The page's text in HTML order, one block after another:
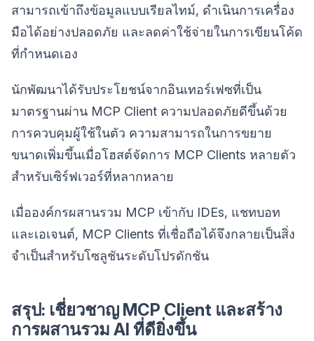
สามารถเข้าถึงข้อมูลแบบเรียลไทม์, ดำเนินการเครื่อง
มือได้อย่างปลอดภัย และลดค่าใช้จ่ายในการเขียนโค้ด
ที่กำหนดเอง
นักพัฒนาได้รับประโยชน์จากอินเทอร์เฟซที่เป็น
มาตรฐานผ่าน MCP Client ความปลอดภัยดีขึ้นด้วย
การควบคุมผู้ใช้ในตัว ความสามารถในการขยาย
ขนาดเพิ่มขึ้นเมื่อโฮสต์จัดการ MCP Clients หลายตัว
สำหรับเซิร์ฟเวอร์ที่หลากหลาย
เมื่อองค์กรผสานรวม MCP เข้ากับ IDEs, แชทบอท
และเอเจนต์, MCP Clients ที่เชื่อถือได้จึงกลายเป็นสิ่ง
จำเป็นสำหรับโซลูชันระดับโปรดักชัน
สรุป: เชี่ยวชาญ MCP Client และสร้าง
การผสานรวม AI ที่ดียิ่งขึ้น